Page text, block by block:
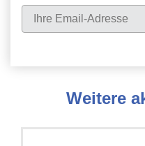
Weitere